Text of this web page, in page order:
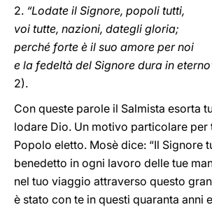
2. “Lodate il Signore, popoli tutti,
voi tutte, nazioni, dategli gloria;
perché forte è il suo amore per noi
e la fedeltà del Signore dura in
2).
Con queste parole il Salmista esorta
lodare Dio. Un motivo particolare per
Popolo eletto. Mosè dice: “Il Signore
benedetto in ogni lavoro delle tue
nel tuo viaggio attraverso questo
è stato con te in questi quaranta anni